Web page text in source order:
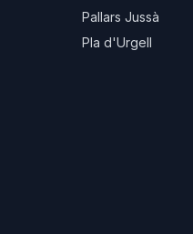
Pallars Jussà
Pla d'Urgell